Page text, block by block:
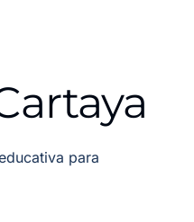
para